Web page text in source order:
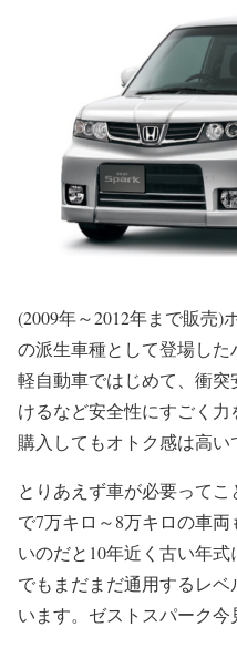
(2009年～2012年まで販売)
の派生車種として登場した
軽自動車ではじめて、衝
けるなど安全性にすごく
購入してもオトク感は高い
とりあえず車が必要って
で7万キロ～8万キロの車
いのだと10年近く古い年
でもまだまだ通用するレ
います。ゼストスパーク今